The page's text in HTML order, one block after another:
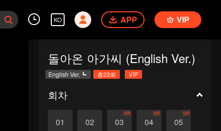
KO APP VIP
돌아온 아가씨 (English Ver.)
English Ver. 총23회 VIP
회차
01 02 03
VIP
04
VIP
05
VIP